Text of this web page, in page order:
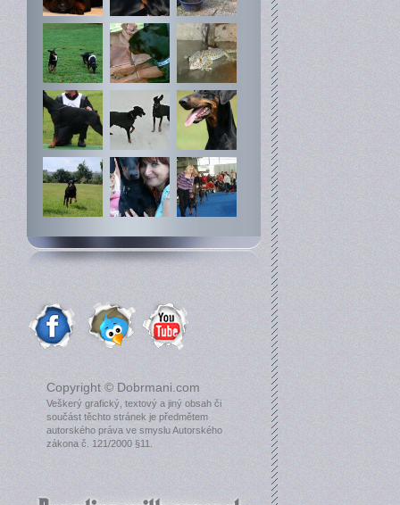
Copyright © Dobrmani.com
Veškerý grafický, textový a jiný obsah či
součást těchto stránek je předmětem
autorského práva ve smyslu Autorského
zákona č. 121/2000 §11.